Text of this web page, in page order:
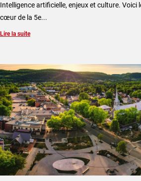
Intelligence artificielle, enjeux et culture. Voici
cœur de la 5e...
Lire la suite